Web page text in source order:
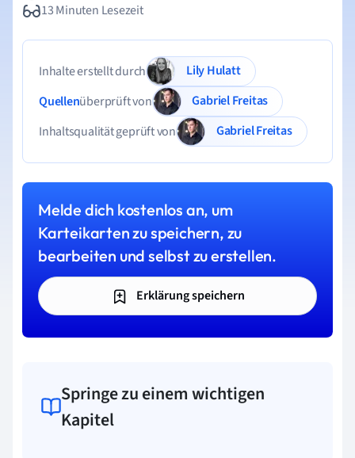
13 Minuten Lesezeit
Inhalte erstellt durch
Lily Hulatt
Quellenüberprüft von
Gabriel Freitas
Inhaltsqualität geprüft von
Gabriel Freitas
Melde dich kostenlos an, um
Karteikarten zu speichern, zu
bearbeiten und selbst zu erstellen.
Erklärung speichern
Springe zu einem wichtigen
Kapitel